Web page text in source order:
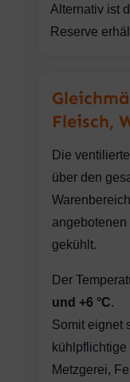
Alternativ ist
Reserve
Fleisch,
Die
über den
gekühlt.
Der
und +6 °C.
Somit eignet
kühlpflichtige
Metzgerei,